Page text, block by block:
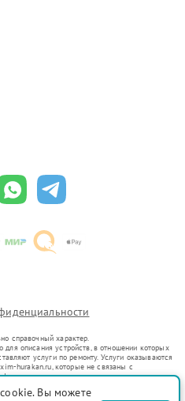
справочный характер.
описания устройств, в отношении которых
услуги по ремонту. Услуги оказываются
hurakan.ru, которые не связаны с
представителями.
в гражданский оборот в соответствии
Вы можете